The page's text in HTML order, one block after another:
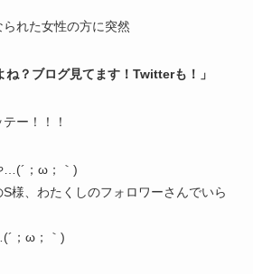
れた女性の方に突然
ね？ブログ見てます！Twitterも！」
ー！！！
…(´；ω；｀)
様、わたくしのフォロワーさんでいら
；ω；｀)